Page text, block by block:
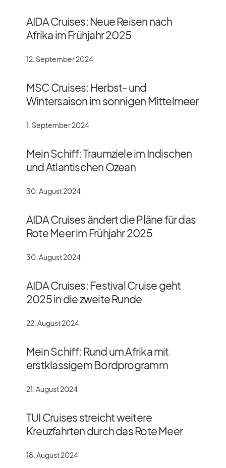
AIDA Cruises: Neue Reisen nach
Afrika im Frühjahr 2025
12. September 2024
MSC Cruises: Herbst- und
Wintersaison im sonnigen Mittelmeer
1. September 2024
Mein Schiff: Traumziele im Indischen
und Atlantischen Ozean
30. August 2024
AIDA Cruises ändert die Pläne für das
Rote Meer im Frühjahr 2025
30. August 2024
AIDA Cruises: Festival Cruise geht
2025 in die zweite Runde
22. August 2024
Mein Schiff: Rund um Afrika mit
erstklassigem Bordprogramm
21. August 2024
TUI Cruises streicht weitere
Kreuzfahrten durch das Rote Meer
18. August 2024